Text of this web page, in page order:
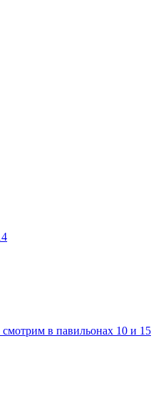
в павильонах 10 и 15